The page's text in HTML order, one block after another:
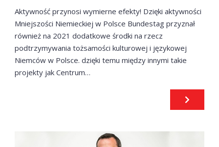
Aktywność przynosi wymierne efekty! Dzięki aktywności
Mniejszości Niemieckiej w Polsce Bundestag przyznał
również na 2021 dodatkowe środki na rzecz
podtrzymywania tożsamości kulturowej i językowej
Niemców w Polsce. dzięki temu między innymi takie
projekty jak Centrum…